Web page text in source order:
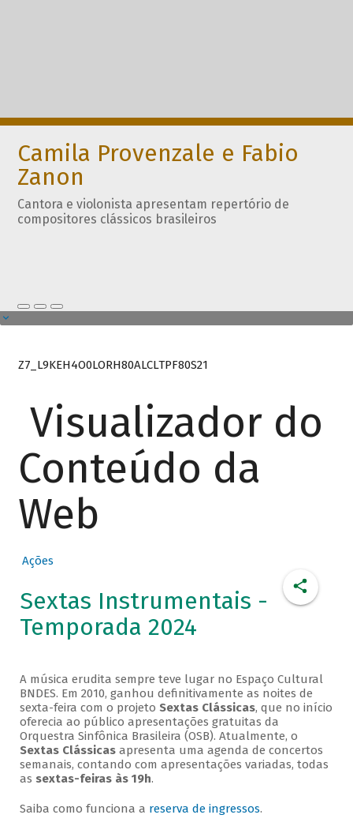
Camila Provenzale e Fabio
Zanon
Cantora e violonista apresentam repertório de
compositores clássicos brasileiros
Z7_L9KEH4O0LORH80ALCLTPF80S21
Visualizador do
Conteúdo da
Web
Ações
Sextas Instrumentais -
Temporada 2024
A música erudita sempre teve lugar no Espaço Cultural
BNDES. Em 2010, ganhou definitivamente as noites de
sexta-feira com o projeto Sextas Clássicas, que no início
oferecia ao público apresentações gratuitas da
Orquestra Sinfônica Brasileira (OSB). Atualmente, o
Sextas Clássicasapresenta uma agenda de concertos
semanais, contando com apresentações variadas, todas
as sextas-feiras às 19h.
Saiba como funciona a reserva de ingressos.